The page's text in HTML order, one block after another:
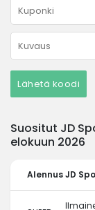
Lähetä koodi
Suositut JD
elokuun 2026
AlennusJD